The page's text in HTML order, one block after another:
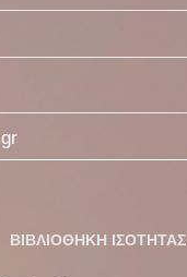
gr
ΒΙΒΛΙΟΘΗΚΗ ΙΣΟΤΗΤΑΣ